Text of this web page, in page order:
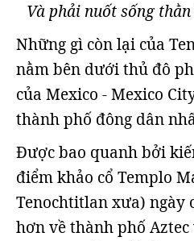
Và phải nuốt sống
Những gì còn lại của
nằm bên dưới thủ đô
của Mexico - Mexico
thành phố đông dân
Được bao quanh bởi
điểm khảo cổ Templo
Tenochtitlan xưa) ngày
hơn về thành phố